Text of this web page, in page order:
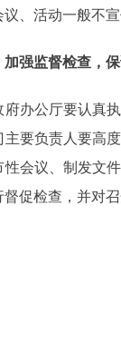
议、活动一般不
加强监督检查，
公厅要认真执
主要负责人要高
性会议、制发文
督促检查，并对